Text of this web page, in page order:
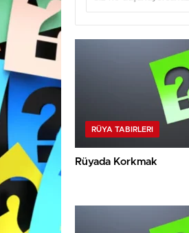
RÜYA TABIRLERI
Rüyada Korkmak